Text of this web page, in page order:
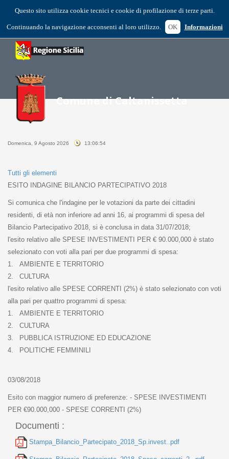
Questo sito utilizza cookie tecnici e cookie di profilazione di terze parti.
Continuando la navigazione acconsenti al loro utilizzo. OK Informazioni
Domenica, 9 Agosto 2026 13:06:54
Tutti gli elementi
ESITO INDAGINE BILANCIO PARTECIPATIVO 2018
Si comunica che l'indagine per le votazioni da parte dei cittadini
residenti, di età non inferiore ad anni 16, ai programmi di spesa del
Bilancio Partecipativo 2018, si è conclusa in data 31/07/2018;
l'esito relativo alle SPESE INVESTIMENTI PER € 90.000,000 è stato
selezionato con voti alla pari per due programmi di spesa:
1. AMBIENTE E TERRITORIO
2. CULTURA
l'esito relativo alle SPESE CORRENTI (2%) è stato selezionato con voti
alla pari per quattro programmi di spesa:
1. AMBIENTE E TERRITORIO
2. CULTURA
3. PUBBLICA ISTRUZIONE ED EDUCAZIONE
4. POLITICHE FEMMINILI
03/08/2018
Esito con maggior numero di preferenze: - SPESE INVESTIMENTI
PER €90.000,000 - SPESE CORRENTI (2%)
Documenti :
Stampa_Bilancio_Partecipato_2018_Sp.invest..pdf